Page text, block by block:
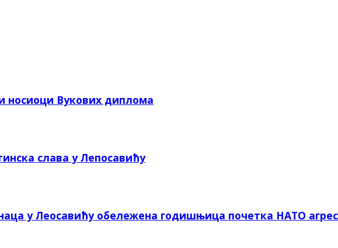
носиоци Вукових диплома
слава у Лепосавићу
у Леосавићу обележена годишњица почетка НАТО